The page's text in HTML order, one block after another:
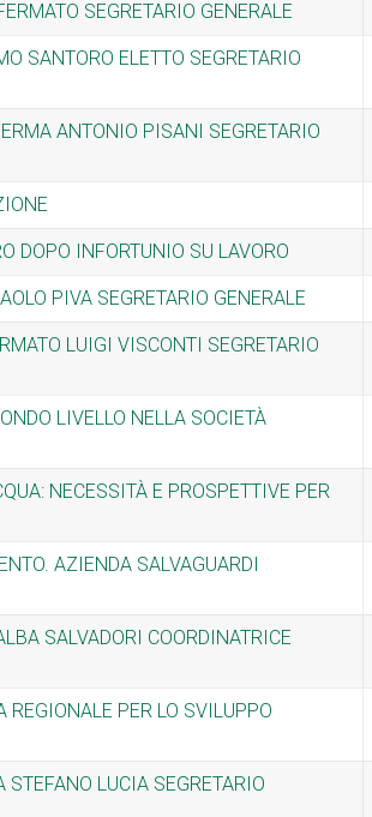
SEGRETARIO GENERALE
SANTORO ELETTO SEGRETARIO
ANTONIO PISANI SEGRETARIO
DOPO INFORTUNIO SU LAVORO
PIVA SEGRETARIO GENERALE
LUIGI VISCONTI SEGRETARIO
LIVELLO NELLA SOCIETÀ
NECESSITÀ E PROSPETTIVE PER
AZIENDA SALVAGUARDI
SALVADORI COORDINATRICE
REGIONALE PER LO SVILUPPO
LUCIA SEGRETARIO